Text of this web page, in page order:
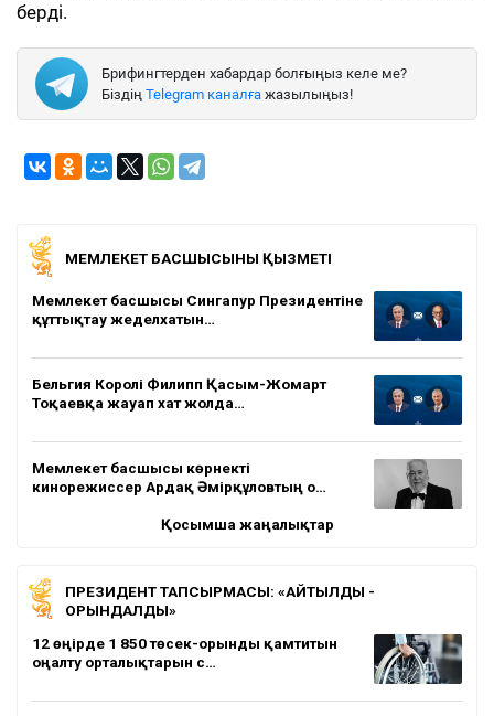
берді.
Брифингтерден хабардар болғыңыз келе ме?
Біздің Telegram каналға жазылыңыз!
МЕМЛЕКЕТ БАСШЫСЫНЫҢ ҚЫЗМЕТІ
Мемлекет басшысы Сингапур Президентіне
құттықтау жеделхатын…
Бельгия Королі Филипп Қасым-Жомарт
Тоқаевқа жауап хат жолда…
Мемлекет басшысы көрнекті
кинорежиссер Ардақ Әмірқұловтың о…
Қосымша жаңалықтар
ПРЕЗИДЕНТ ТАПСЫРМАСЫ: «АЙТЫЛДЫ -
ОРЫНДАЛДЫ»
12 өңірде 1 850 төсек-орынды қамтитын
оңалту орталықтарын с…